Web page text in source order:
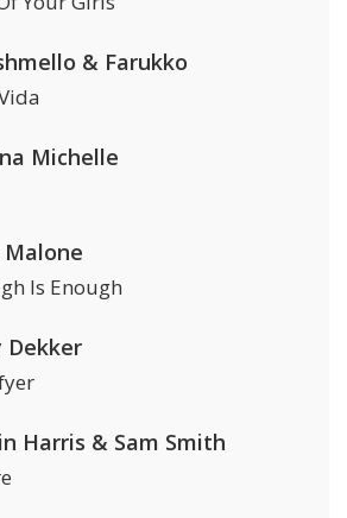
& Farukko
Michelle
Malone
Is Enough
Dekker
Harris & Sam Smith